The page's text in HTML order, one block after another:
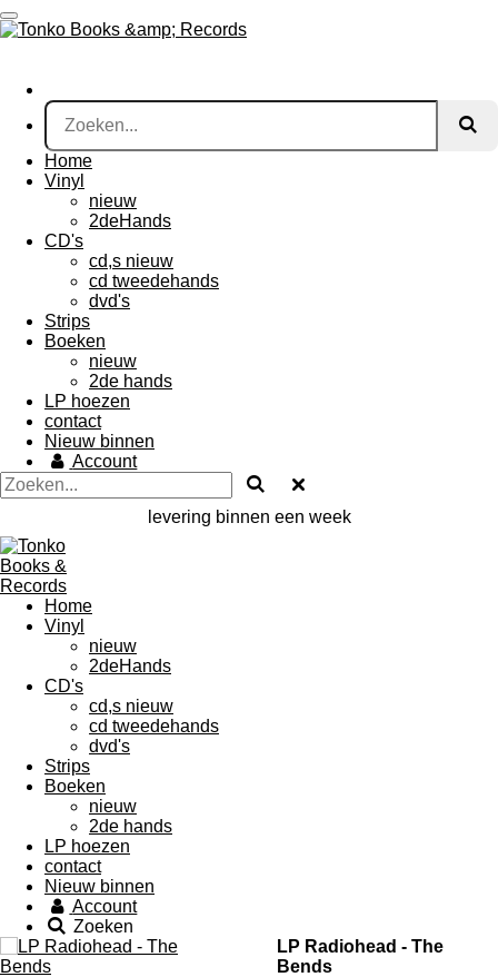
Ga
direct
hoofdinhoud
Home
Vinyl
nieuw
2deHands
CD's
cd,s nieuw
cd tweedehands
dvd's
Strips
Boeken
nieuw
2de hands
LP hoezen
contact
Nieuw binnen
Account
levering binnen een week
Home
Vinyl
nieuw
2deHands
CD's
cd,s nieuw
cd tweedehands
dvd's
Strips
Boeken
nieuw
2de hands
LP hoezen
contact
Nieuw binnen
Account
Zoeken
LP Radiohead - The
Bends